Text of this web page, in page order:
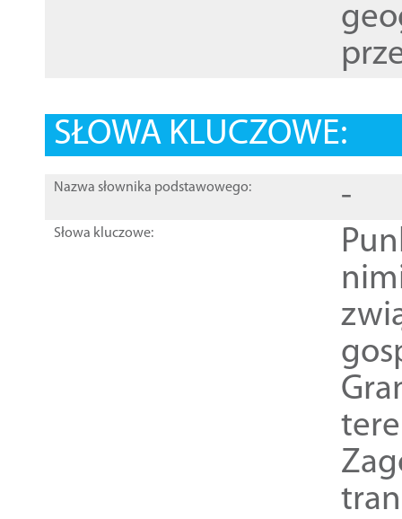
SŁOWA KLUCZOWE:
Nazwa słownika podstawowego: -
Słowa kluczowe: